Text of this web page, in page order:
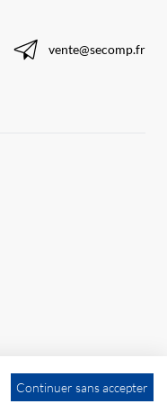
vente@secomp.fr
Continuer sans accepter